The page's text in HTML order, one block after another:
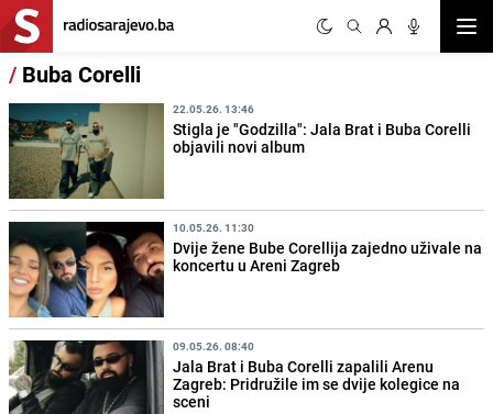
/ Buba Corelli
22.05.26. 13:46
Stigla je "Godzilla": Jala Brat i Buba Corelli
objavili novi album
10.05.26. 11:30
Dvije žene Bube Corellija zajedno uživale na
koncertu u Areni Zagreb
09.05.26. 08:40
Jala Brat i Buba Corelli zapalili Arenu
Zagreb: Pridružile im se dvije kolegice na
sceni